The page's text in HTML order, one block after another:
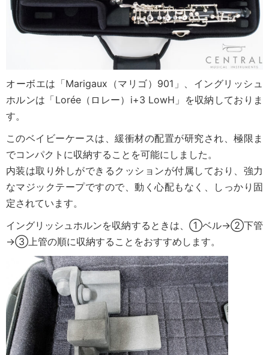
オーボエは「Marigaux（マリゴ）901」、イングリッシュ
ホルンは「Lorée（ロレー）i+3 LowH」を収納しておりま
す。
このベイビーケースは、緩衝材の配置が研究され、極限ま
でコンパクトに収納することを可能にしました。
内装は取り外しができるクッションが付属しており、強力
なマジックテープですので、動く心配もなく、しっかり固
定されています。
イングリッシュホルンを収納するときは、①ベル→②下管
→③上管の順に収納することをおすすめします。